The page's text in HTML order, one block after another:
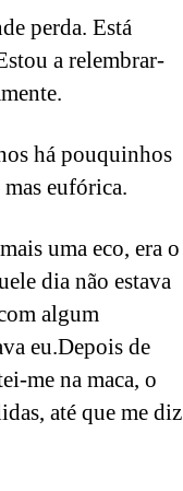
perda. Está
a relembrar-
há pouquinhos
eufórica.
uma eco, era o
dia não estava
algum
eu.Depois de
me na maca, o
até que me diz